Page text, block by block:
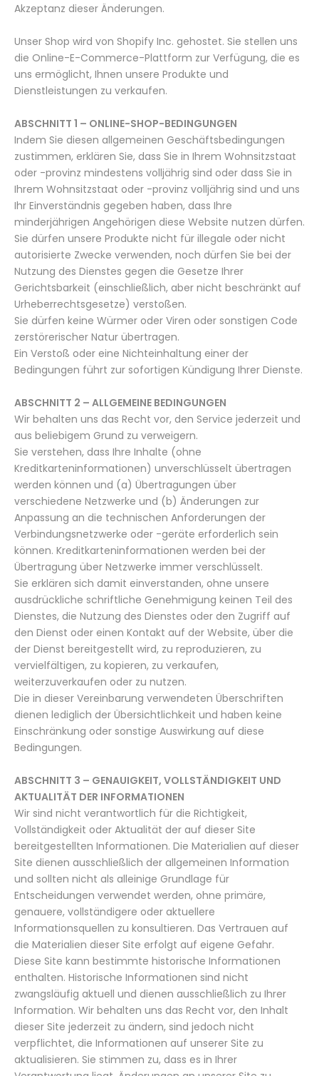
Akzeptanz dieser Änderungen.
Unser Shop wird von Shopify Inc. gehostet. Sie stellen uns
die Online-E-Commerce-Plattform zur Verfügung, die es
uns ermöglicht, Ihnen unsere Produkte und
Dienstleistungen zu verkaufen.
ABSCHNITT 1 – ONLINE-SHOP-BEDINGUNGEN
Indem Sie diesen allgemeinen Geschäftsbedingungen
zustimmen, erklären Sie, dass Sie in Ihrem Wohnsitzstaat
oder -provinz mindestens volljährig sind oder dass Sie in
Ihrem Wohnsitzstaat oder -provinz volljährig sind und uns
Ihr Einverständnis gegeben haben, dass Ihre
minderjährigen Angehörigen diese Website nutzen dürfen.
Sie dürfen unsere Produkte nicht für illegale oder nicht
autorisierte Zwecke verwenden, noch dürfen Sie bei der
Nutzung des Dienstes gegen die Gesetze Ihrer
Gerichtsbarkeit (einschließlich, aber nicht beschränkt auf
Urheberrechtsgesetze) verstoßen.
Sie dürfen keine Würmer oder Viren oder sonstigen Code
zerstörerischer Natur übertragen.
Ein Verstoß oder eine Nichteinhaltung einer der
Bedingungen führt zur sofortigen Kündigung Ihrer Dienste.
ABSCHNITT 2 – ALLGEMEINE BEDINGUNGEN
Wir behalten uns das Recht vor, den Service jederzeit und
aus beliebigem Grund zu verweigern.
Sie verstehen, dass Ihre Inhalte (ohne
Kreditkarteninformationen) unverschlüsselt übertragen
werden können und (a) Übertragungen über
verschiedene Netzwerke und (b) Änderungen zur
Anpassung an die technischen Anforderungen der
Verbindungsnetzwerke oder -geräte erforderlich sein
können. Kreditkarteninformationen werden bei der
Übertragung über Netzwerke immer verschlüsselt.
Sie erklären sich damit einverstanden, ohne unsere
ausdrückliche schriftliche Genehmigung keinen Teil des
Dienstes, die Nutzung des Dienstes oder den Zugriff auf
den Dienst oder einen Kontakt auf der Website, über die
der Dienst bereitgestellt wird, zu reproduzieren, zu
vervielfältigen, zu kopieren, zu verkaufen,
weiterzuverkaufen oder zu nutzen.
Die in dieser Vereinbarung verwendeten Überschriften
dienen lediglich der Übersichtlichkeit und haben keine
Einschränkung oder sonstige Auswirkung auf diese
Bedingungen.
ABSCHNITT 3 – GENAUIGKEIT, VOLLSTÄNDIGKEIT UND
AKTUALITÄT DER INFORMATIONEN
Wir sind nicht verantwortlich für die Richtigkeit,
Vollständigkeit oder Aktualität der auf dieser Site
bereitgestellten Informationen. Die Materialien auf dieser
Site dienen ausschließlich der allgemeinen Information
und sollten nicht als alleinige Grundlage für
Entscheidungen verwendet werden, ohne primäre,
genauere, vollständigere oder aktuellere
Informationsquellen zu konsultieren. Das Vertrauen auf
die Materialien dieser Site erfolgt auf eigene Gefahr.
Diese Site kann bestimmte historische Informationen
enthalten. Historische Informationen sind nicht
zwangsläufig aktuell und dienen ausschließlich zu Ihrer
Information. Wir behalten uns das Recht vor, den Inhalt
dieser Site jederzeit zu ändern, sind jedoch nicht
verpflichtet, die Informationen auf unserer Site zu
aktualisieren. Sie stimmen zu, dass es in Ihrer